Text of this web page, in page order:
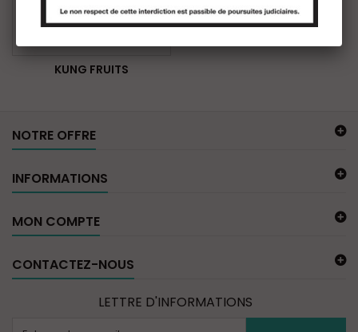
KUNG FRUITS
NOTRE OFFRE
INFORMATIONS
MON COMPTE
CONTACTEZ-NOUS
LETTRE D'INFORMATIONS